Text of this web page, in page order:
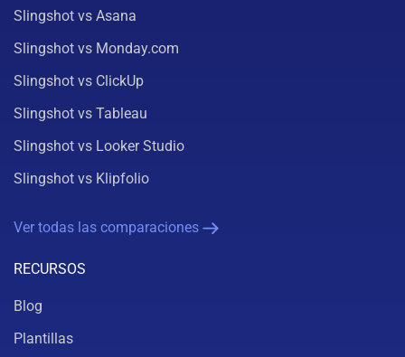
Slingshot vs Asana
Slingshot vs Monday.com
Slingshot vs ClickUp
Slingshot vs Tableau
Slingshot vs Looker Studio
Slingshot vs Klipfolio
Ver todas las comparaciones
RECURSOS
Blog
Plantillas